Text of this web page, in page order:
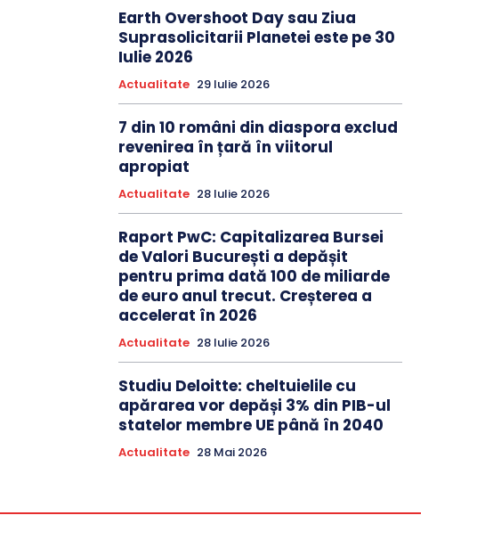
Earth Overshoot Day sau Ziua
Suprasolicitarii Planetei este pe 30
Iulie 2026
Actualitate 29 Iulie 2026
7 din 10 români din diaspora exclud
revenirea în țară în viitorul
apropiat
Actualitate 28 Iulie 2026
Raport PwC: Capitalizarea Bursei
de Valori București a depășit
pentru prima dată 100 de miliarde
de euro anul trecut. Creșterea a
accelerat în 2026
Actualitate 28 Iulie 2026
Studiu Deloitte: cheltuielile cu
apărarea vor depăși 3% din PIB-ul
statelor membre UE până în 2040
Actualitate 28 Mai 2026